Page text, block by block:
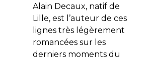
Alain Decaux, natif de
Lille, est l’auteur de ces
lignes très légèrement
romancées sur les
derniers moments du